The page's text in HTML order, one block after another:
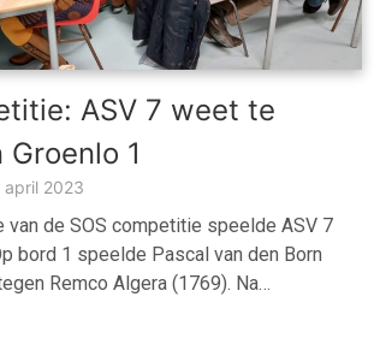
ASV 7 weet te
1
april 2023
van de SOS competitie speelde ASV 7
bord 1 speelde Pascal van den Born
Remco Algera (1769). Na…